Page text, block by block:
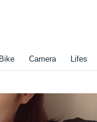
Camera